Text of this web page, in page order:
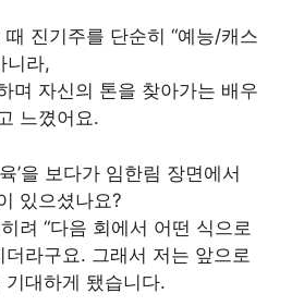
진기주를 단순히 “예능/캐스
니라,
며 자신의 톤을 찾아가는 배우
느꼈어요.
’을 보다가 임한림 장면에서
있으셨나요?
려 “다음 회에서 어떤 식으로
더라구요. 그래서 저는 앞으로
대하게 됐습니다.